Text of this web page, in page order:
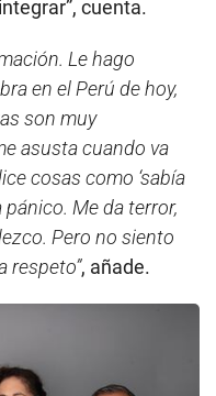
cuenta.
Le hago
en el Perú de hoy,
son muy
asusta cuando va
cosas como ‘sabía
pánico. Me da terror,
Pero no siento
respeto”, añade.